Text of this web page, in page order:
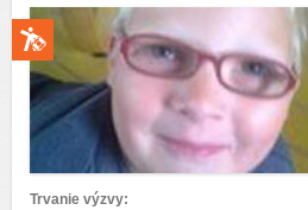
Trvanie výzvy: